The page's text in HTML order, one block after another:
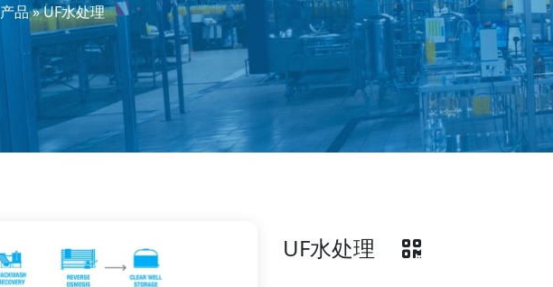
产品»UF水处理
UF水处理